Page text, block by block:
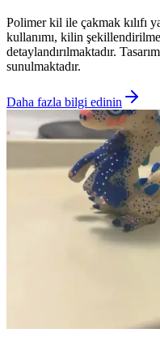
Polimer kil ile çakmak kılıfı
kullanımı, kilin
detaylandırılmaktadır.
sunulmaktadır.
Daha fazla bilgi edinin